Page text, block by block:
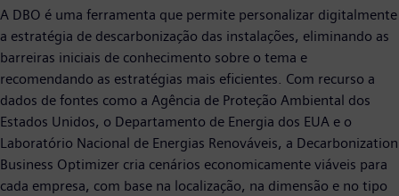
A DBO é uma ferramenta que permite personalizar digitalmente
a estratégia de descarbonização das instalações, eliminando as
barreiras iniciais de conhecimento sobre o tema e
recomendando as estratégias mais eficientes. Com recurso a
dados de fontes como a Agência de Proteção Ambiental dos
Estados Unidos, o Departamento de Energia dos EUA e o
Laboratório Nacional de Energias Renováveis, a Decarbonization
Business Optimizer cria cenários economicamente viáveis para
cada empresa, com base na localização, na dimensão e no tipo